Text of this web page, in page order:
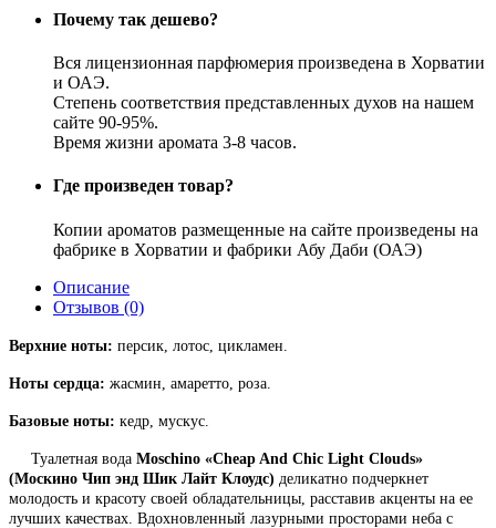
Почему так дешево?
Вся лицензионная парфюмерия произведена в Хорватии
и ОАЭ.
Степень соответствия представленных духов на нашем
сайте 90-95%.
Время жизни аромата 3-8 часов.
Где произведен товар?
Копии ароматов размещенные на сайте произведены на
фабрике в Хорватии и фабрики Абу Даби (ОАЭ)
Описание
Отзывов (0)
Верхние ноты: персик, лотос, цикламен.
Ноты сердца: жасмин, амаретто, роза.
Базовые ноты: кедр, мускус.
Туалетная вода Moschino «Cheap And Chic Light Clouds»
(Москино Чип энд Шик Лайт Клоудс) деликатно подчеркнет
молодость и красоту своей обладательницы, расставив акценты на ее
лучших качествах. Вдохновленный лазурными просторами неба с